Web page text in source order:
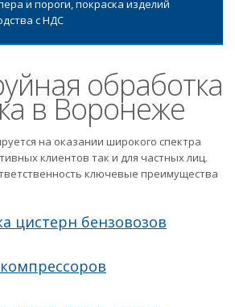
и пороги, покраска изделий
с НДС
обработка
в Воронеже
на оказании широкого спектра
клиентов так и для частных лиц.
ключевые преимущества
цистерн бензовозов